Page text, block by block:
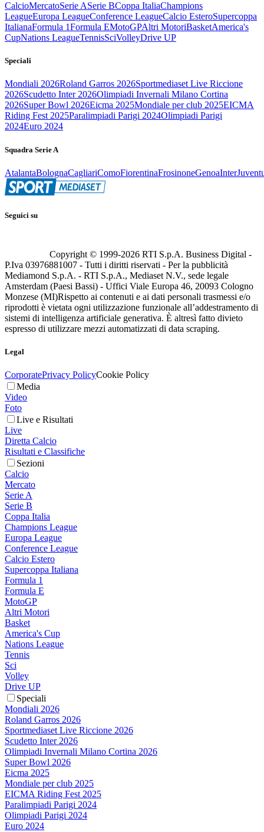
CalcioMercatoSerie ASerie BCoppa ItaliaChampions
LeagueEuropa LeagueConference LeagueCalcio EsteroSupercoppa
ItalianaFormula 1Formula EMotoGPAltri MotoriBasketAmerica's
CupNations LeagueTennisSciVolleyDrive UP
Speciali
Mondiali 2026Roland Garros 2026Sportmediaset Live Riccione
2026Scudetto Inter 2026Olimpiadi Invernali Milano Cortina
2026Super Bowl 2026Eicma 2025Mondiale per club 2025EICMA
Riding Fest 2025Paralimpiadi Parigi 2024Olimpiadi Parigi
2024Euro 2024
Squadra Serie A
AtalantaBolognaCagliariComoFiorentinaFrosinoneGenoaInter
Seguici su
Copyright © 1999-2026 RTI S.p.A. Business Digital -
P.Iva 03976881007 - Tutti i diritti riservati - Per la pubblicità
Mediamond S.p.A. - RTI S.p.A., Mediaset N.V., sede legale
Amsterdam (Paesi Bassi) - Uffici Viale Europa 46, 20093 Cologno
Monzese (MI)Rispetto ai contenuti e ai dati personali trasmessi e/o
riprodotti è vietata ogni utilizzazione funzionale all’addestramento di
sistemi di intelligenza artificiale generativa. È altresì fatto divieto
espresso di utilizzare mezzi automatizzati di data scraping.
Legal
CorporatePrivacy PolicyCookie Policy
Media
Video
Foto
Live e Risultati
Live
Diretta Calcio
Risultati e Classifiche
Sezioni
Calcio
Mercato
Serie A
Serie B
Coppa Italia
Champions League
Europa League
Conference League
Calcio Estero
Supercoppa Italiana
Formula 1
Formula E
MotoGP
Altri Motori
Basket
America's Cup
Nations League
Tennis
Sci
Volley
Drive UP
Speciali
Mondiali 2026
Roland Garros 2026
Sportmediaset Live Riccione 2026
Scudetto Inter 2026
Olimpiadi Invernali Milano Cortina 2026
Super Bowl 2026
Eicma 2025
Mondiale per club 2025
EICMA Riding Fest 2025
Paralimpiadi Parigi 2024
Olimpiadi Parigi 2024
Euro 2024